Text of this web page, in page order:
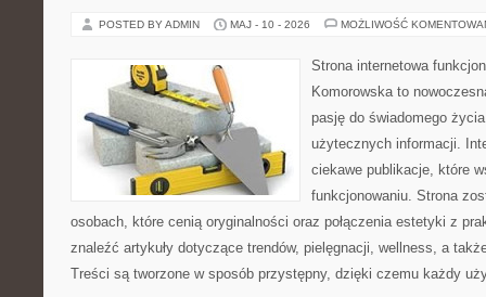
POSTED BY ADMIN MAJ - 10 - 2026 MOŻLIWOŚĆ
Strona internetowa
Komorowska to
pasję do świadomego
użytecznych informacji.
ciekawe publikacje, które
funkcjonowaniu. Strona
osobach, które cenią oryginalności oraz połączenia estetyki z
znaleźć artykuły dotyczące trendów, pielęgnacji, wellness, a
Treści są tworzone w sposób przystępny, dzięki czemu każdy